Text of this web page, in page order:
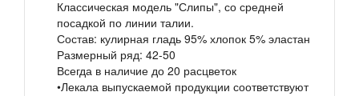
Классическая модель "Слипы", со средней
посадкой по линии талии.
Состав: кулирная гладь 95% хлопок 5% эластан
Размерный ряд: 42-50
Всегда в наличие до 20 расцветок
•Лекала выпускаемой продукции соответствуют